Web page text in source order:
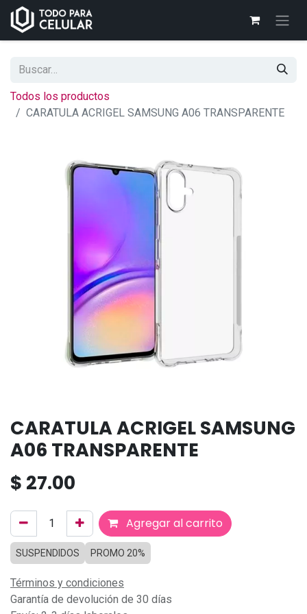
Todos los productos
CARATULA ACRIGEL SAMSUNG A06 TRANSPARENTE
CARATULA ACRIGEL SAMSUNG
A06 TRANSPARENTE
$ 27.00
Agregar al carrito
SUSPENDIDOS PROMO 20%
Términos y condiciones
Garantía de devolución de 30 días